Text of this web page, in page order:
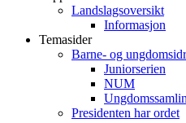
Landslagsoversikt
Informasjon
Temasider
Barne- og
Juniorserien
NUM
Presidenten har ordet